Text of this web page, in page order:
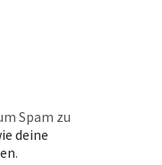
Spam zu
deine
.